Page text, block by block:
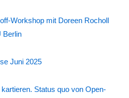
Workshop mit Doreen Rocholl
Berlin
Juni 2025
Status quo von Open-